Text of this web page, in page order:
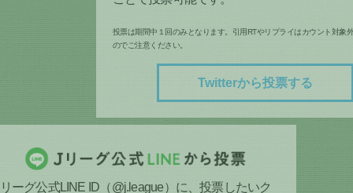
投票は期間中１回のみとなります。引用RTやリプライはカウント対象
のでご注意ください。
Twitterから投票する
ーグ公式LINE ID（@j.league）に、投票したいク